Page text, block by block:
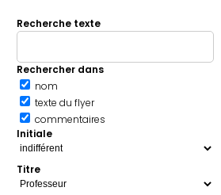
Recherche texte
Rechercher dans
nom
texte du flyer
commentaires
Initiale
Titre